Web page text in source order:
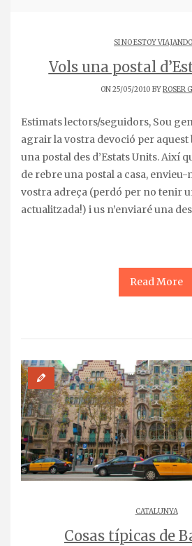
SI NO ESTOY
Vols una postal
ON 25/05/2010 BYROSER
Estimats lectors/seguidors, Sou gent fantàstica i vull
agrair la vostra devoció per
una postal des d’Estats Units. Així
de rebre una postal a casa,
vostra adreça (perdó per no tenir
actualitzada!) i us n’enviaré una
Read More
CATALUNYA
Cosas típicas de